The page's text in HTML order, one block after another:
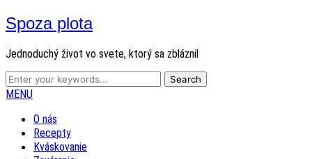
Spoza plota
Jednoduchý život vo svete, ktorý sa zbláznil
MENU
O nás
Recepty
Kváskovanie